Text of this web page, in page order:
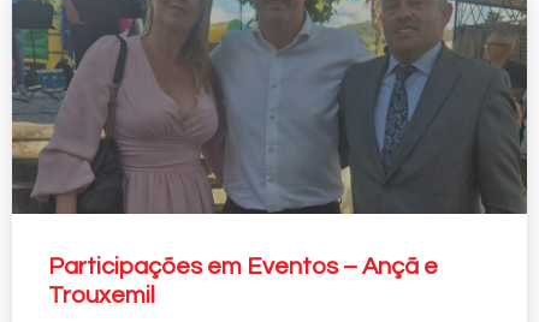
Participações em Eventos – Ançã e
Trouxemil